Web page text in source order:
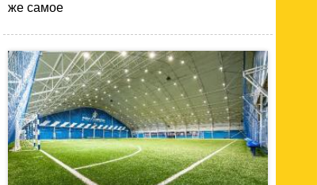
же самое